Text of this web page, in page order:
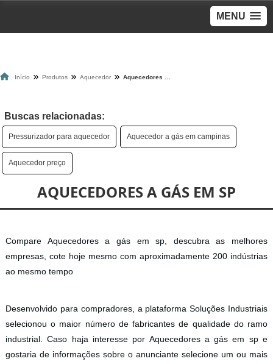
MENU
Início Produtos Aquecedor
Buscas relacionadas:
Pressurizador para aquecedor Aquecedor a gás em campinas
Aquecedor preço
AQUECEDORES A GÁS EM SP
Compare Aquecedores a gás em sp, descubra as melhores
empresas, cote hoje mesmo com aproximadamente 200 indústrias
ao mesmo tempo
Desenvolvido para compradores, a plataforma Soluções Industriais
selecionou o maior número de fabricantes de qualidade do ramo
industrial. Caso haja interesse por Aquecedores a gás em sp e
gostaria de informações sobre o anunciante selecione um ou mais